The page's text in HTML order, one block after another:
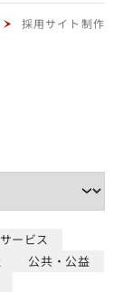
採用サイト制作
サービス
公共・公益